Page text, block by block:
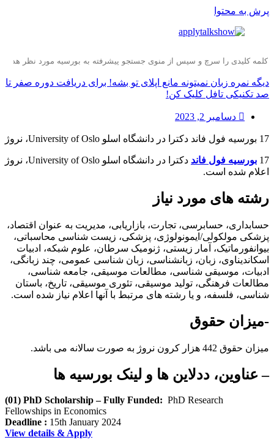
پرش به محتوا
دیگه نمره زبان نمیتونه مانع اپلای تو بشه! برای دریافت دوره صفر تا
صد تکنیکی تافل کلیک کن!
دسامبر 2, 2023
17 بورسیه فول فاند دکترا در دانشگاه اسلو University of Oslo، نروژ
17 بورسیه فول فاند
دکترا در دانشگاه اسلو University of Oslo، نروژ
اعلام شده است.
رشته های مورد نیاز
حسابداری، حسابرسی، تجارت، بازاریابی، مدیریت به عنوان اقتصاد،
پزشکی مولکولی/ایمونولوژی، پزشکی، زیست شناسی محاسباتی،
بیوانفورماتیک، آمار زیستی، ژنومیک سرطان، علوم شبکه، ادبیات
اسکاندیناوی، زبان، زبانشناسی، زبان شناسی عمومی، چند زبانگی،
ادبیات، موسیقی شناسی، مطالعات موسیقی، جامعه شناسی،
مطالعات فرهنگی، تولید موسیقی، تئوری موسیقی، تاریخ، باستان
شناسی، فلسفه، و یا رشته های مرتبط با آنها اعلام نیاز شده است.
-میزان حقوق
میزان حقوق 442 هزار کرون نروژ به صورت سالانه می باشد.
– عناوین، ددلاین ها و لینک بورسیه ها
(01) PhD Scholarship – Fully Funded: PhD Research
Fellowships in Economics
Deadline : 15th January 2024
View details & Apply